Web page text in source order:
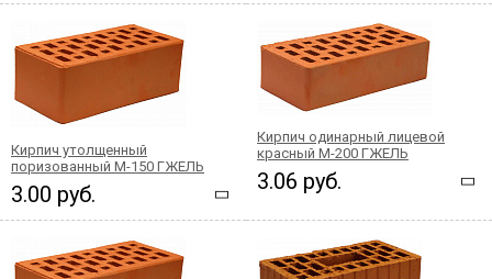
Кирпич утолщенный
поризованный М-150 ГЖЕЛЬ
3.00 руб.
Кирпич одинарный лицевой
красный М-200 ГЖЕЛЬ
3.06 руб.